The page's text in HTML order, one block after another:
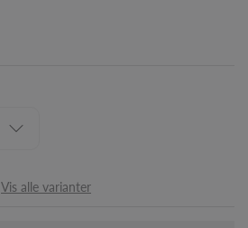
Vis alle varianter